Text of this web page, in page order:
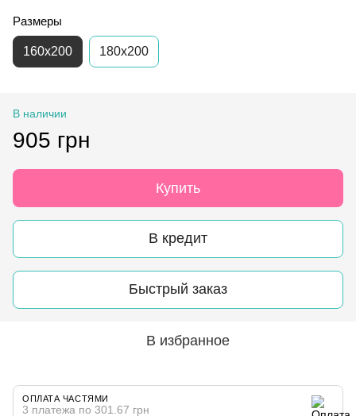
Размеры
160х200 180x200
В наличии
905 грн
Купить
В кредит
Быстрый заказ
В избранное
ОПЛАТА ЧАСТЯМИ
3 платежа по 301.67 грн